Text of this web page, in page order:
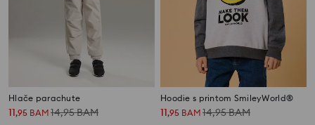
Hlače parachute
11,95 BAM 14,95BAM
Hoodie s printom SmileyWorld®
11,95 BAM 14,95BAM